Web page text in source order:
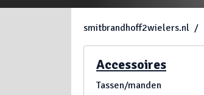
smitbrandhoff2wielers.nl
Accessoires
Tassen/manden